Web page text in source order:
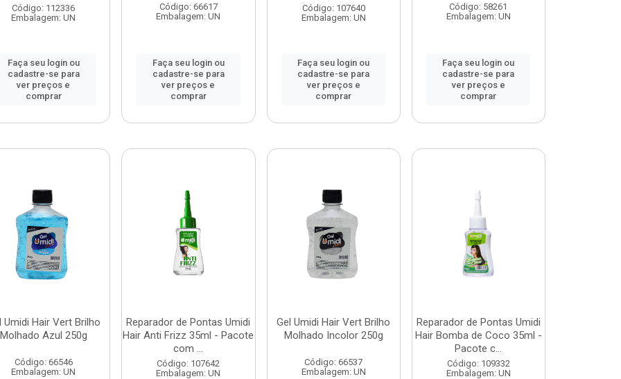
Código: 112336
Embalagem: UN
Faça seu login ou
cadastre-se para
ver preços e
comprar
Código: 66617
Embalagem: UN
Faça seu login ou
cadastre-se para
ver preços e
comprar
Código: 107640
Embalagem: UN
Faça seu login ou
cadastre-se para
ver preços e
comprar
Código: 58261
Embalagem: UN
Faça seu login ou
cadastre-se para
ver preços e
comprar
Umidi Hair Vert Brilho
Molhado Azul 250g
Código: 66546
Embalagem: UN
Reparador de Pontas Umidi
Hair Anti Frizz 35ml - Pacote
com ...
Código: 107642
Embalagem: UN
Gel Umidi Hair Vert Brilho
Molhado Incolor 250g
Código: 66537
Embalagem: UN
Reparador de Pontas Umidi
Hair Bomba de Coco 35ml -
Pacote c...
Código: 109332
Embalagem: UN